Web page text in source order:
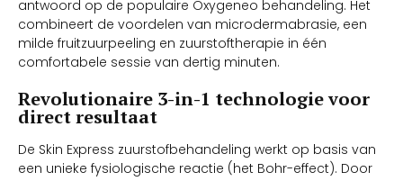
antwoord op de populaire Oxygeneo behandeling. Het
combineert de voordelen van microdermabrasie, een
milde fruitzuurpeeling en zuurstoftherapie in één
comfortabele sessie van dertig minuten.
Revolutionaire 3-in-1 technologie voor
direct resultaat
De Skin Express zuurstofbehandeling werkt op basis van
een unieke fysiologische reactie (het Bohr-effect). Door